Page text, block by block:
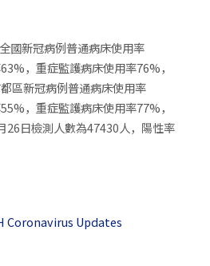
國新冠病例普通病床使用率
，重症監護病床使用率76%，
區新冠病例普通病床使用率
，重症監護病床使用率77%，
26日檢測人數為47430人，陽性率
Coronavirus Updates